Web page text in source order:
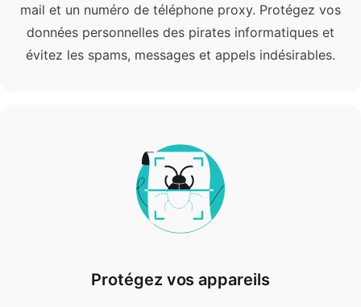
mail et un numéro de téléphone proxy. Protégez vos
données personnelles des pirates informatiques et
évitez les spams, messages et appels indésirables.
Protégez vos appareils